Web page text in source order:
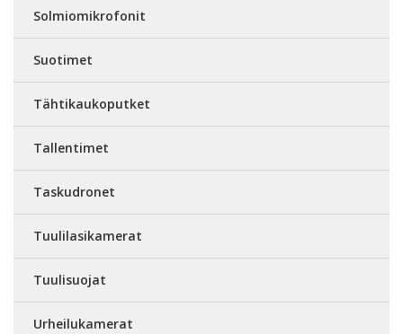
Solmiomikrofonit
Suotimet
Tähtikaukoputket
Tallentimet
Taskudronet
Tuulilasikamerat
Tuulisuojat
Urheilukamerat